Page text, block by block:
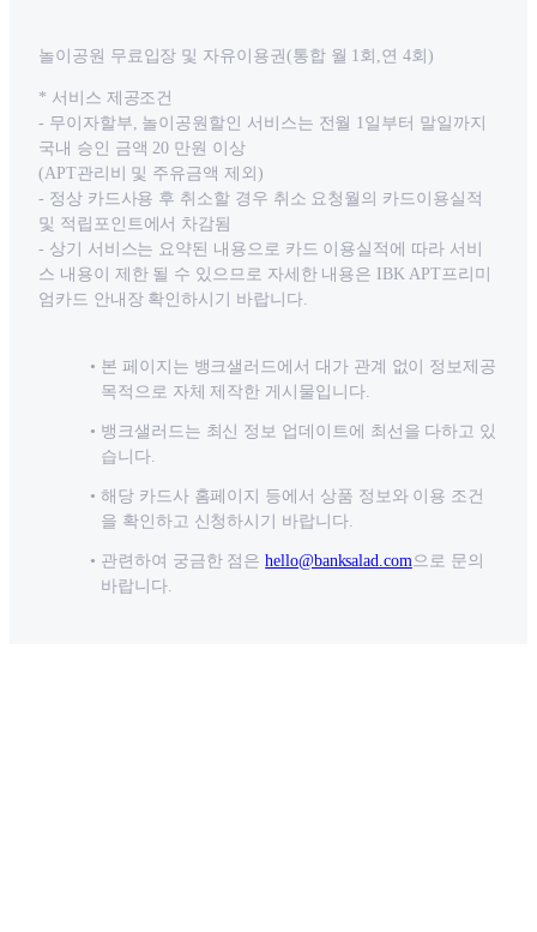
놀이공원 무료입장 및 자유이용권(통합 월 1회,연 4회)
* 서비스 제공조건
- 무이자할부, 놀이공원할인 서비스는 전월 1일부터 말일까지
국내 승인 금액 20 만원 이상
(APT관리비 및 주유금액 제외)
- 정상 카드사용 후 취소할 경우 취소 요청월의 카드이용실적
및 적립포인트에서 차감됨
- 상기 서비스는 요약된 내용으로 카드 이용실적에 따라 서비
스 내용이 제한 될 수 있으므로 자세한 내용은 IBK APT프리미
엄카드 안내장 확인하시기 바랍니다.
본 페이지는 뱅크샐러드에서 대가 관계 없이 정보제공
목적으로 자체 제작한 게시물입니다.
뱅크샐러드는 최신 정보 업데이트에 최선을 다하고 있
습니다.
해당 카드사 홈페이지 등에서 상품 정보와 이용 조건
을 확인하고 신청하시기 바랍니다.
관련하여 궁금한 점은 hello@banksalad.com으로 문의
바랍니다.